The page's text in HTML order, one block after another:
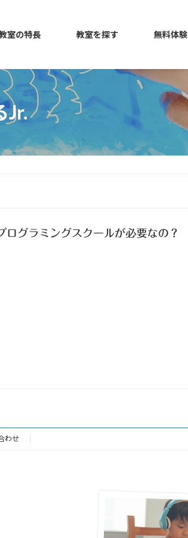
室の特長 教室を探す 無料体験
Jr.
ログラミングスクールが必要なの？
わせ